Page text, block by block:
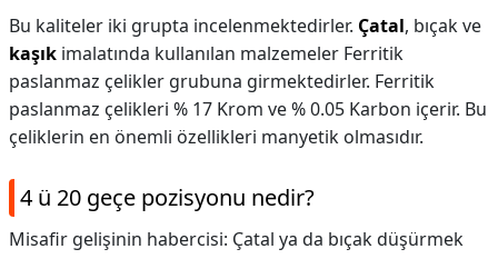
Bu kaliteler iki grupta incelenmektedirler. Çatal, bıçak ve
kaşık imalatında kullanılan malzemeler Ferritik
paslanmaz çelikler grubuna girmektedirler. Ferritik
paslanmaz çelikleri % 17 Krom ve % 0.05 Karbon içerir. Bu
çeliklerin en önemli özellikleri manyetik olmasıdır.
4 ü 20 geçe pozisyonu nedir?
Misafir gelişinin habercisi: Çatal ya da bıçak düşürmek